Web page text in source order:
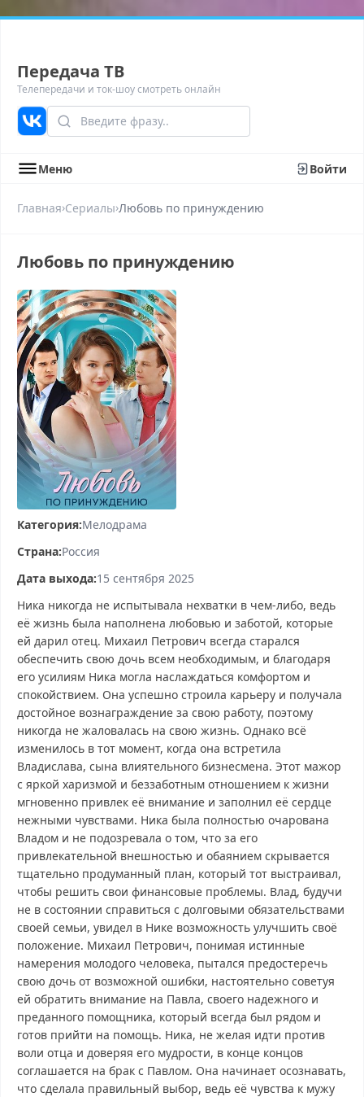
Передача ТВ
Телепередачи и ток-шоу смотреть онлайн
Меню Войти
Главная›Сериалы›Любовь по принуждению
Любовь по принуждению
Категория:Мелодрама
Страна:Россия
Дата выхода:15 сентября 2025
Ника никогда не испытывала нехватки в чем-либо, ведь
её жизнь была наполнена любовью и заботой, которые
ей дарил отец. Михаил Петрович всегда старался
обеспечить свою дочь всем необходимым, и благодаря
его усилиям Ника могла наслаждаться комфортом и
спокойствием. Она успешно строила карьеру и получала
достойное вознаграждение за свою работу, поэтому
никогда не жаловалась на свою жизнь. Однако всё
изменилось в тот момент, когда она встретила
Владислава, сына влиятельного бизнесмена. Этот мажор
с яркой харизмой и беззаботным отношением к жизни
мгновенно привлек её внимание и заполнил её сердце
нежными чувствами. Ника была полностью очарована
Владом и не подозревала о том, что за его
привлекательной внешностью и обаянием скрывается
тщательно продуманный план, который тот выстраивал,
чтобы решить свои финансовые проблемы. Влад, будучи
не в состоянии справиться с долговыми обязательствами
своей семьи, увидел в Нике возможность улучшить своё
положение. Михаил Петрович, понимая истинные
намерения молодого человека, пытался предостеречь
свою дочь от возможной ошибки, настоятельно советуя
ей обратить внимание на Павла, своего надежного и
преданного помощника, который всегда был рядом и
готов прийти на помощь. Ника, не желая идти против
воли отца и доверяя его мудрости, в конце концов
соглашается на брак с Павлом. Она начинает осознавать,
что сделала правильный выбор, ведь её чувства к мужу